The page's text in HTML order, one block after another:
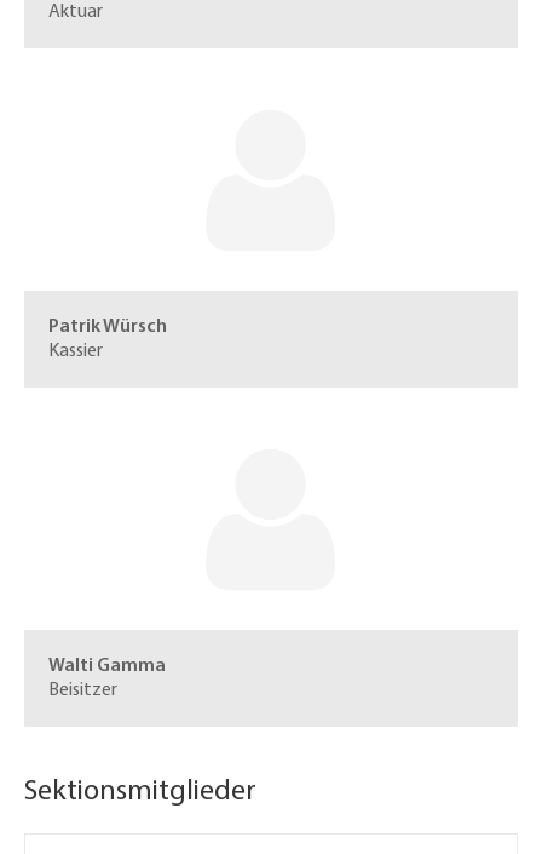
Aktuar
Patrik Würsch
Kassier
Walti Gamma
Beisitzer
Sektionsmitglieder